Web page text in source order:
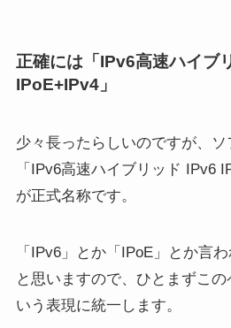
正確には「IPv6高速ハイブ
IPoE+IPv4」
少々長ったらしいのですが、
「IPv6高速ハイブリッド IPv6
が正式名称です。
「IPv6」とか「IPoE」とか言
と思いますので、ひとまずこ
いう表現に統一します。